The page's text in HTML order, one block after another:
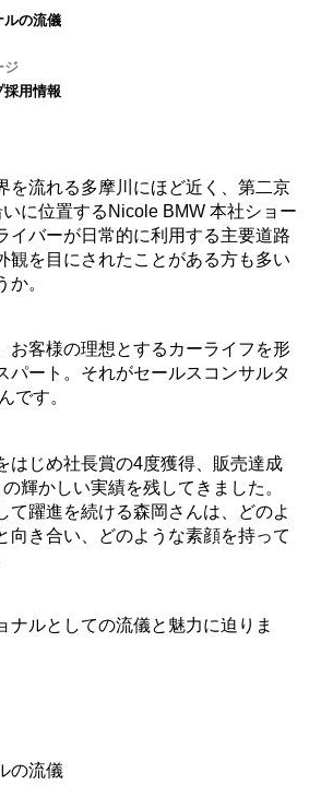
ルの流儀
ジ
採用情報
を流れる多摩川にほど近く、第二京
に位置するNicole BMW 本社ショー
イバーが日常的に利用する主要道路
観を目にされたことがある方も多い
。
お客様の理想とするカーライフを形
パート。それがセールスコンサルタ
です。
はじめ社長賞の4度獲得、販売達成
輝かしい実績を残してきました。
て躍進を続ける森岡さんは、どのよ
向き合い、どのような素顔を持って
ナルとしての流儀と魅力に迫りま
の流儀